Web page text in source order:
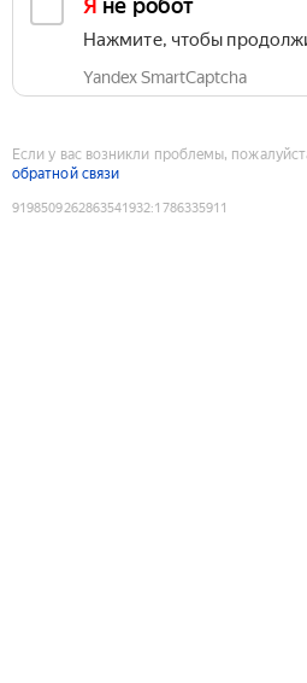
Я не робот
Нажмите, чтобы
Yandex SmartCaptcha
Если у вас возникли проблемы,
обратной связи
9198509262863541932:1786335911